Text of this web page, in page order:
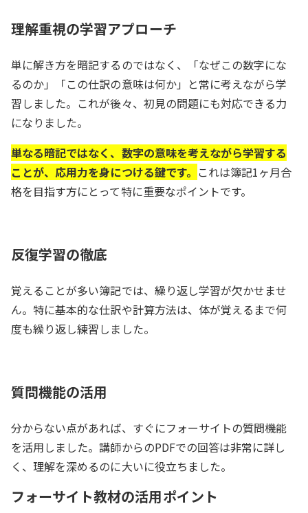
理解重視の学習アプローチ
単に解き方を暗記するのではなく、「なぜこの数字にな
るのか」「この仕訳の意味は何か」と常に考えながら学
習しました。これが後々、初見の問題にも対応できる力
になりました。
単なる暗記ではなく、数字の意味を考えながら学習する
ことが、応用力を身につける鍵です。 これは簿記1ヶ月合
格を目指す方にとって特に重要なポイントです。
反復学習の徹底
覚えることが多い簿記では、繰り返し学習が欠かせませ
ん。特に基本的な仕訳や計算方法は、体が覚えるまで何
度も繰り返し練習しました。
質問機能の活用
分からない点があれば、すぐにフォーサイトの質問機能
を活用しました。講師からのPDFでの回答は非常に詳し
く、理解を深めるのに大いに役立ちました。
フォーサイト教材の活用ポイント